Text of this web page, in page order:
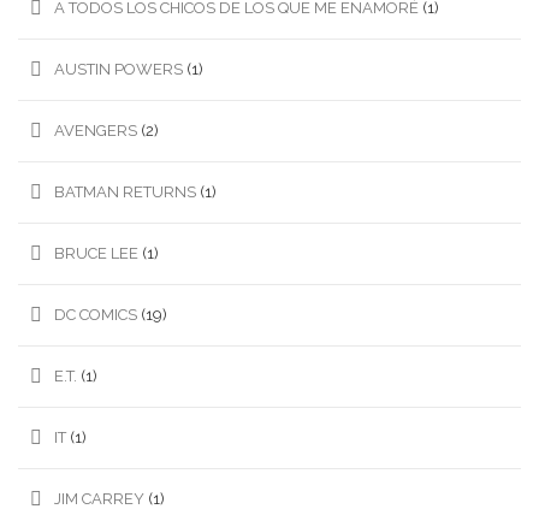
A TODOS LOS CHICOS DE LOS QUE ME ENAMORÉ (1)
AUSTIN POWERS (1)
AVENGERS (2)
BATMAN RETURNS (1)
BRUCE LEE (1)
DC COMICS (19)
E.T. (1)
IT (1)
JIM CARREY (1)